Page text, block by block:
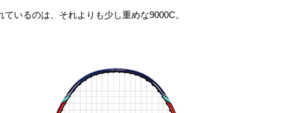
いるのは、それよりも少し重めな9000C。